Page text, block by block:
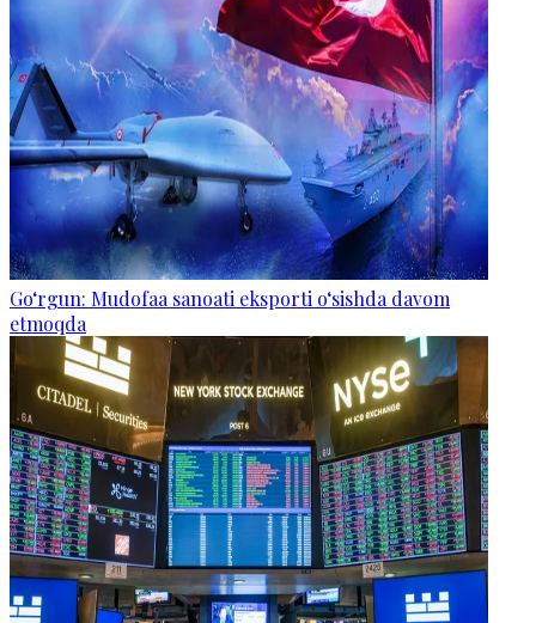
Go‘rgun: Mudofaa sanoati eksporti o‘sishda davom
etmoqda